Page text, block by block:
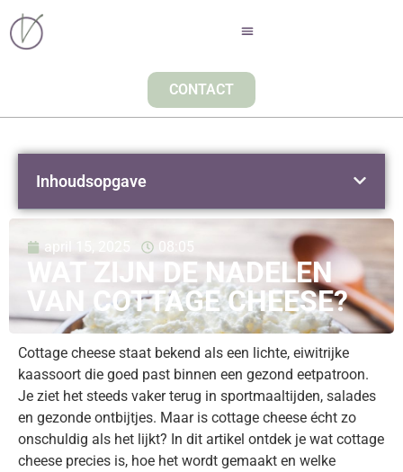
CONTACT
08:05
WAT ZIJN DE NADELEN
VAN COTTAGE CHEESE?
Cottage cheese staat bekend als een lichte, eiwitrijke
kaassoort die goed past binnen een gezond eetpatroon.
Je ziet het steeds vaker terug in sportmaaltijden, salades
en gezonde ontbijtjes. Maar is cottage cheese écht zo
onschuldig als het lijkt? In dit artikel ontdek je wat cottage
cheese precies is, hoe het wordt gemaakt en welke
Inhoudsopgave